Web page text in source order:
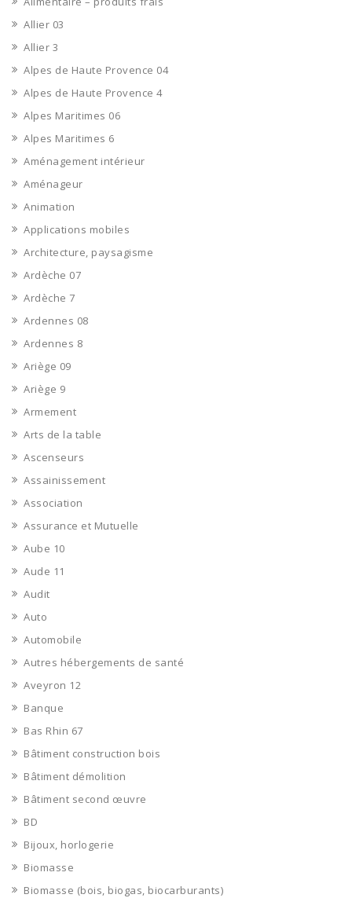
Allier 03
Allier 3
Alpes de Haute Provence 04
Alpes de Haute Provence 4
Alpes Maritimes 06
Alpes Maritimes 6
Aménagement intérieur
Aménageur
Animation
Applications mobiles
Architecture, paysagisme
Ardèche 07
Ardèche 7
Ardennes 08
Ardennes 8
Ariège 09
Ariège 9
Armement
Arts de la table
Ascenseurs
Assainissement
Association
Assurance et Mutuelle
Aube 10
Aude 11
Audit
Auto
Automobile
Autres hébergements de santé
Aveyron 12
Banque
Bas Rhin 67
Bâtiment construction bois
Bâtiment démolition
Bâtiment second œuvre
BD
Bijoux, horlogerie
Biomasse
Biomasse (bois, biogas, biocarburants)